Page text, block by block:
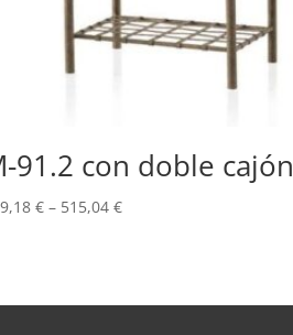
91.2 con doble cajón
€– 515,04 €